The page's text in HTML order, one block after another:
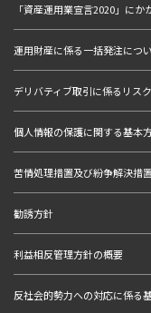
「資産運用業宣言2020」に
運用財産に係る一括発注につ
デリバティブ取引に係るリス
個人情報の保護に関する基本
苦情処理措置及び紛争解決措
勧誘方針
利益相反管理方針の概要
反社会的勢力への対応に係る